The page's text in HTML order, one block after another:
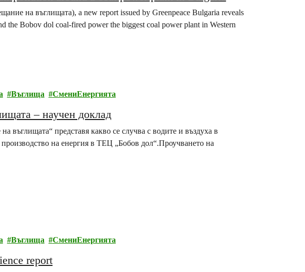
на въглищата), a new report issued by Greenpeace Bulgaria reveals
the Bobov dol coal-fired power the biggest coal power plant in Western
Въглища СмениЕнергията
– научен доклад
въглищата“ представя какво се случва с водите и въздуха в
производство на енергия в ТЕЦ „Бобов дол“.Проучването на
Въглища СмениЕнергията
report